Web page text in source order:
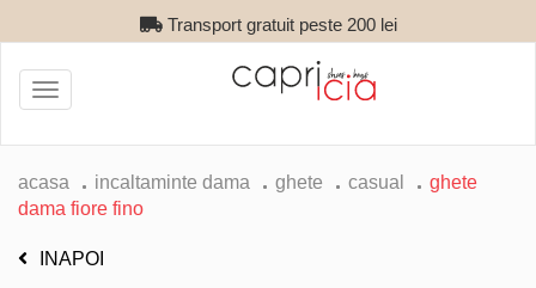
Transport gratuit peste 200 lei
Toggle
navigation
acasa incaltaminte dama ghete casual
ghete
dama fiore fino
INAPOI